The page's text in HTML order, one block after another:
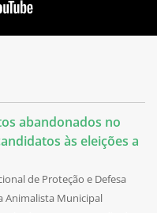
abandonados no
às eleições a
de Proteção e Defesa
Animalista Municipal